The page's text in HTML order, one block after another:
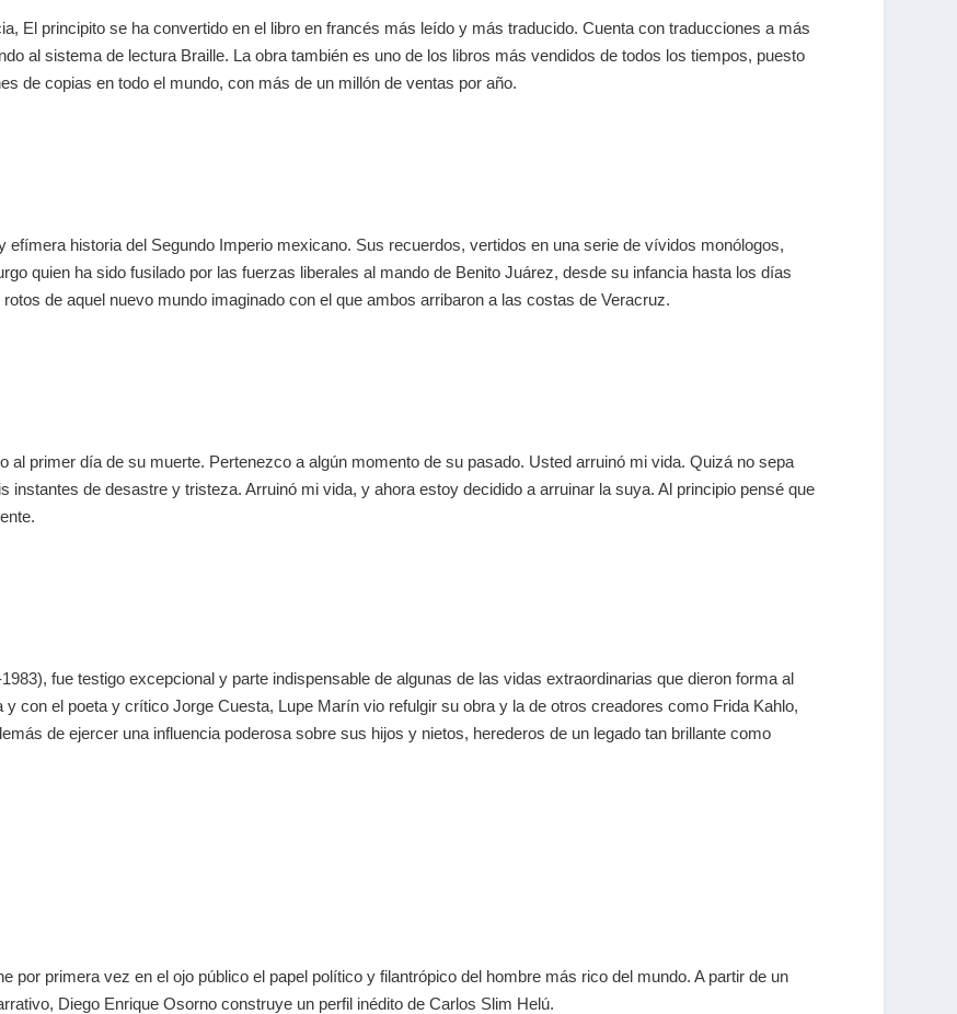
El principito se ha convertido en el libro en francés más leído y más traducido. Cuenta con traducciones a más
al sistema de lectura Braille. La obra también es uno de los libros más vendidos de todos los tiempos, puesto
de copias en todo el mundo, con más de un millón de ventas por año.
efímera historia del Segundo Imperio mexicano. Sus recuerdos, vertidos en una serie de vívidos monólogos,
quien ha sido fusilado por las fuerzas liberales al mando de Benito Juárez, desde su infancia hasta los días
de aquel nuevo mundo imaginado con el que ambos arribaron a las costas de Veracruz.
al primer día de su muerte. Pertenezco a algún momento de su pasado. Usted arruinó mi vida. Quizá no sepa
instantes de desastre y tristeza. Arruinó mi vida, y ahora estoy decidido a arruinar la suya. Al principio pensé que
fue testigo excepcional y parte indispensable de algunas de las vidas extraordinarias que dieron forma al
con el poeta y crítico Jorge Cuesta, Lupe Marín vio refulgir su obra y la de otros creadores como Frida Kahlo,
de ejercer una influencia poderosa sobre sus hijos y nietos, herederos de un legado tan brillante como
por primera vez en el ojo público el papel político y filantrópico del hombre más rico del mundo. A partir de un
Diego Enrique Osorno construye un perfil inédito de Carlos Slim Helú.